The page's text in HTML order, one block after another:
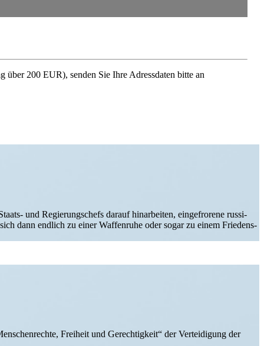
über 200 EUR), senden Sie Ihre Adress­daten bitte an
und Regie­rungs­chefs darauf hin­ar­bei­ten, ein­ge­fro­rene rus­si­
dann endlich zu einer Waf­fen­ruhe oder sogar zu einem Frie­dens­
Freiheit und Gerech­tigkeit“ der Vertei­digung der